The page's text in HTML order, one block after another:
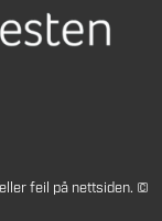
feil på nettsiden. ©